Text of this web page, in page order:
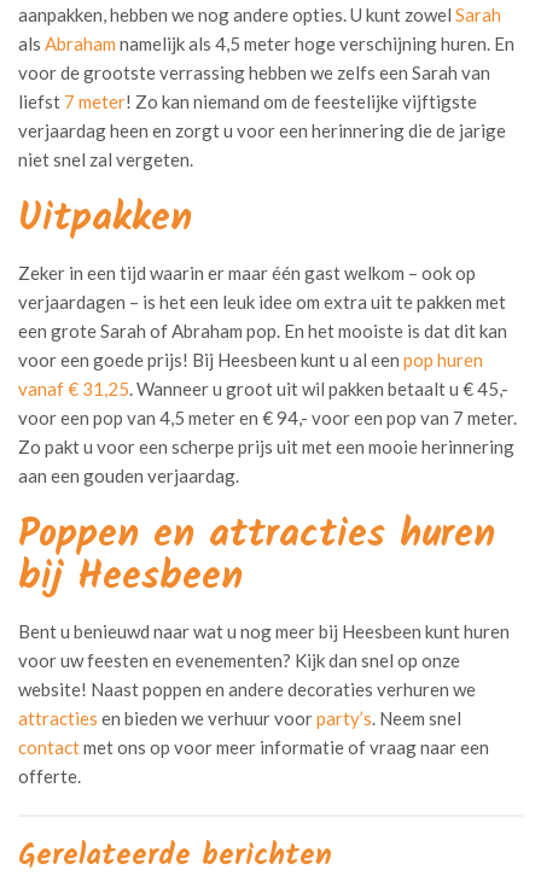
aanpakken, hebben we nog andere opties. U kunt zowel Sarah
als Abraham namelijk als 4,5 meter hoge verschijning huren. En
voor de grootste verrassing hebben we zelfs een Sarah van
liefst 7 meter! Zo kan niemand om de feestelijke vijftigste
verjaardag heen en zorgt u voor een herinnering die de jarige
niet snel zal vergeten.
Uitpakken
Zeker in een tijd waarin er maar één gast welkom – ook op
verjaardagen – is het een leuk idee om extra uit te pakken met
een grote Sarah of Abraham pop. En het mooiste is dat dit kan
voor een goede prijs! Bij Heesbeen kunt u al een pop huren
vanaf € 31,25. Wanneer u groot uit wil pakken betaalt u € 45,-
voor een pop van 4,5 meter en € 94,- voor een pop van 7 meter.
Zo pakt u voor een scherpe prijs uit met een mooie herinnering
aan een gouden verjaardag.
Poppen en attracties huren
bij Heesbeen
Bent u benieuwd naar wat u nog meer bij Heesbeen kunt huren
voor uw feesten en evenementen? Kijk dan snel op onze
website! Naast poppen en andere decoraties verhuren we
attracties en bieden we verhuur voorparty’s. Neem snel
contactmet ons op voor meer informatie of vraag naar een
offerte.
Gerelateerde berichten